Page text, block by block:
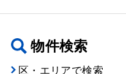
物件検索
区・エリアで検索